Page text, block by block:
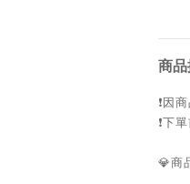
商
❗️因
❗️下
💎商